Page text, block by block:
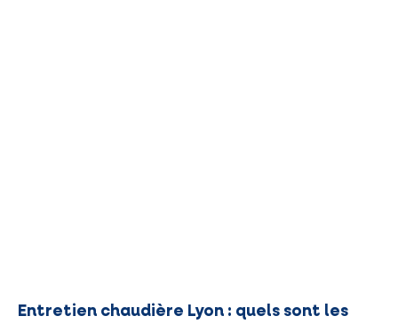
Entretien chaudière Lyon : quels sont les